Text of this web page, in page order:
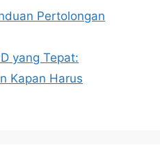
Pertolongan
yang Tepat:
Kapan Harus